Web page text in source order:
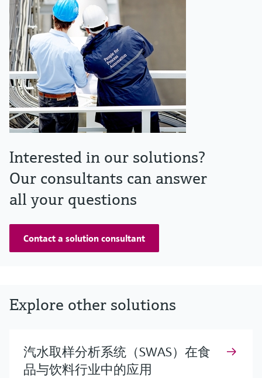
Interested in our solutions?
Our consultants can answer
all your questions
Contact a solution consultant
Explore other solutions
汽水取样分析系统（SWAS）在食
品与饮料行业中的应用